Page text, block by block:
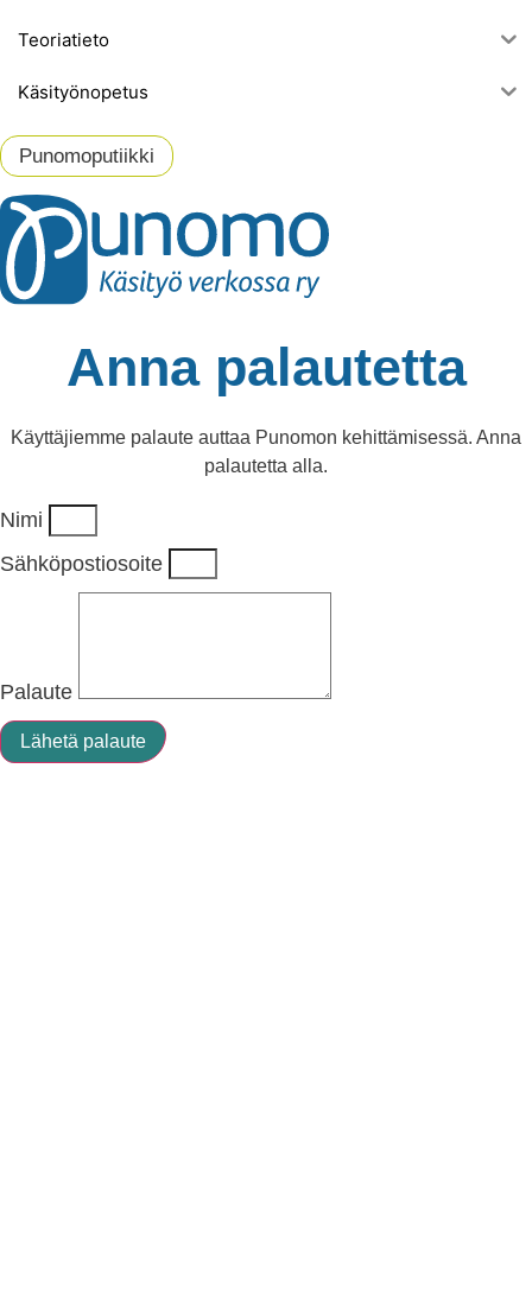
Teoriatieto
Käsityönopetus
Punomoputiikki
Anna palautetta
Käyttäjiemme palaute auttaa Punomon kehittämisessä. Anna
palautetta alla.
Nimi
Sähköpostiosoite
Palaute
Lähetä palaute